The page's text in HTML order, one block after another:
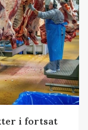
i fortsat